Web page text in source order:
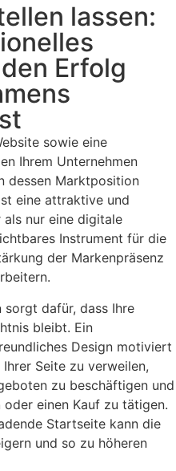
lassen:
Erfolg
sowie eine
Ihrem Unternehmen
dessen Marktposition
eine attraktive und
nur eine digitale
Instrument für die
der Markenpräsenz
sorgt dafür, dass Ihre
bleibt. Ein
Design motiviert
Seite zu verweilen,
zu beschäftigen und
einen Kauf zu tätigen.
Startseite kann die
und so zu höheren